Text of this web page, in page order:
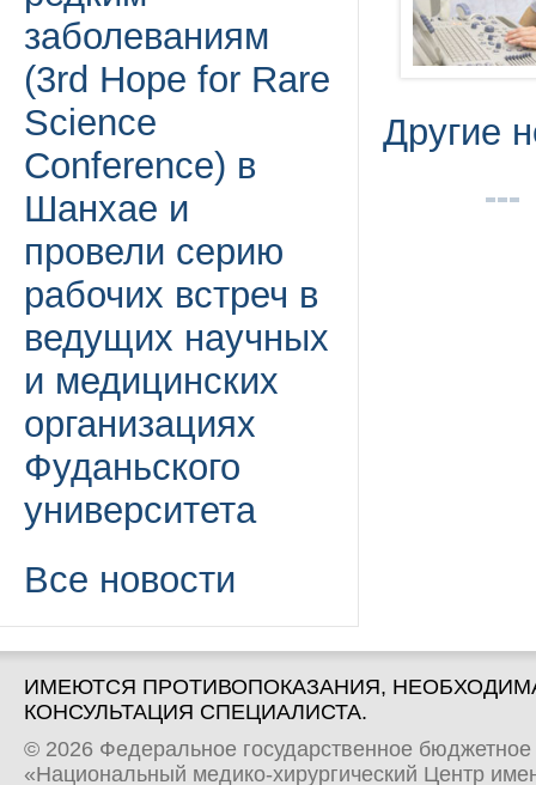
заболеваниям
(3rd Hope for Rare
Science
Conference) в
Шанхае и
провели серию
рабочих встреч в
ведущих научных
и медицинских
организациях
Фуданьского
университета
Все новости
Другие
ИМЕЮТСЯ ПРОТИВОПОКАЗАНИЯ,
КОНСУЛЬТАЦИЯ СПЕЦИАЛИСТА.
© 2026 Федеральное государственное
«Национальный медико-хирургический Центр